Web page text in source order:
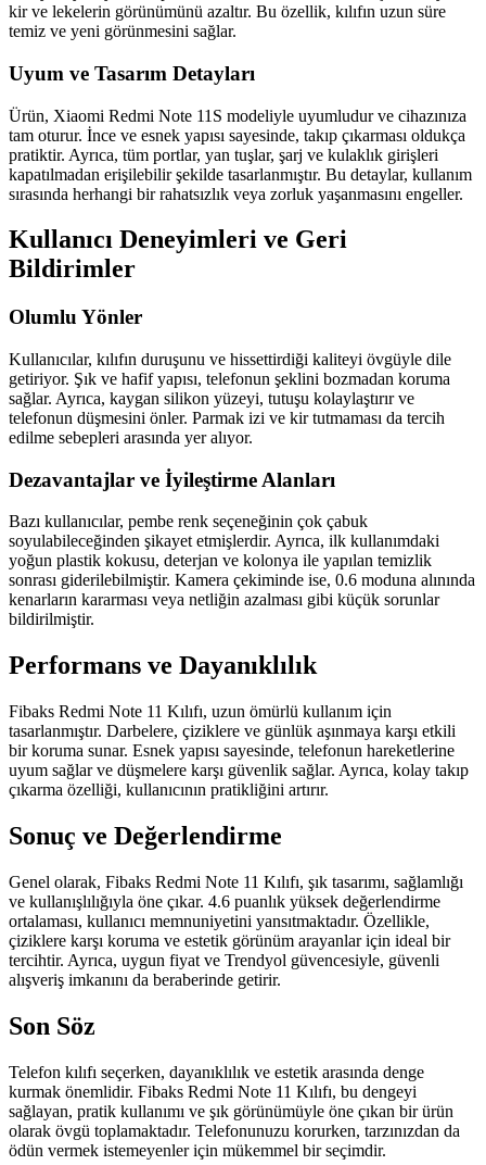
kir ve lekelerin görünümünü azaltır. Bu özellik, kılıfın uzun süre
temiz ve yeni görünmesini sağlar.
Uyum ve Tasarım Detayları
Ürün, Xiaomi Redmi Note 11S modeliyle uyumludur ve cihazınıza
tam oturur. İnce ve esnek yapısı sayesinde, takıp çıkarması oldukça
pratiktir. Ayrıca, tüm portlar, yan tuşlar, şarj ve kulaklık girişleri
kapatılmadan erişilebilir şekilde tasarlanmıştır. Bu detaylar, kullanım
sırasında herhangi bir rahatsızlık veya zorluk yaşanmasını engeller.
Kullanıcı Deneyimleri ve Geri
Bildirimler
Olumlu Yönler
Kullanıcılar, kılıfın duruşunu ve hissettirdiği kaliteyi övgüyle dile
getiriyor. Şık ve hafif yapısı, telefonun şeklini bozmadan koruma
sağlar. Ayrıca, kaygan silikon yüzeyi, tutuşu kolaylaştırır ve
telefonun düşmesini önler. Parmak izi ve kir tutmaması da tercih
edilme sebepleri arasında yer alıyor.
Dezavantajlar ve İyileştirme Alanları
Bazı kullanıcılar, pembe renk seçeneğinin çok çabuk
soyulabileceğinden şikayet etmişlerdir. Ayrıca, ilk kullanımdaki
yoğun plastik kokusu, deterjan ve kolonya ile yapılan temizlik
sonrası giderilebilmiştir. Kamera çekiminde ise, 0.6 moduna alınında
kenarların kararması veya netliğin azalması gibi küçük sorunlar
bildirilmiştir.
Performans ve Dayanıklılık
Fibaks Redmi Note 11 Kılıfı, uzun ömürlü kullanım için
tasarlanmıştır. Darbelere, çiziklere ve günlük aşınmaya karşı etkili
bir koruma sunar. Esnek yapısı sayesinde, telefonun hareketlerine
uyum sağlar ve düşmelere karşı güvenlik sağlar. Ayrıca, kolay takıp
çıkarma özelliği, kullanıcının pratikliğini artırır.
Sonuç ve Değerlendirme
Genel olarak, Fibaks Redmi Note 11 Kılıfı, şık tasarımı, sağlamlığı
ve kullanışlılığıyla öne çıkar. 4.6 puanlık yüksek değerlendirme
ortalaması, kullanıcı memnuniyetini yansıtmaktadır. Özellikle,
çiziklere karşı koruma ve estetik görünüm arayanlar için ideal bir
tercihtir. Ayrıca, uygun fiyat ve Trendyol güvencesiyle, güvenli
alışveriş imkanını da beraberinde getirir.
Son Söz
Telefon kılıfı seçerken, dayanıklılık ve estetik arasında denge
kurmak önemlidir. Fibaks Redmi Note 11 Kılıfı, bu dengeyi
sağlayan, pratik kullanımı ve şık görünümüyle öne çıkan bir ürün
olarak övgü toplamaktadır. Telefonunuzu korurken, tarzınızdan da
ödün vermek istemeyenler için mükemmel bir seçimdir.